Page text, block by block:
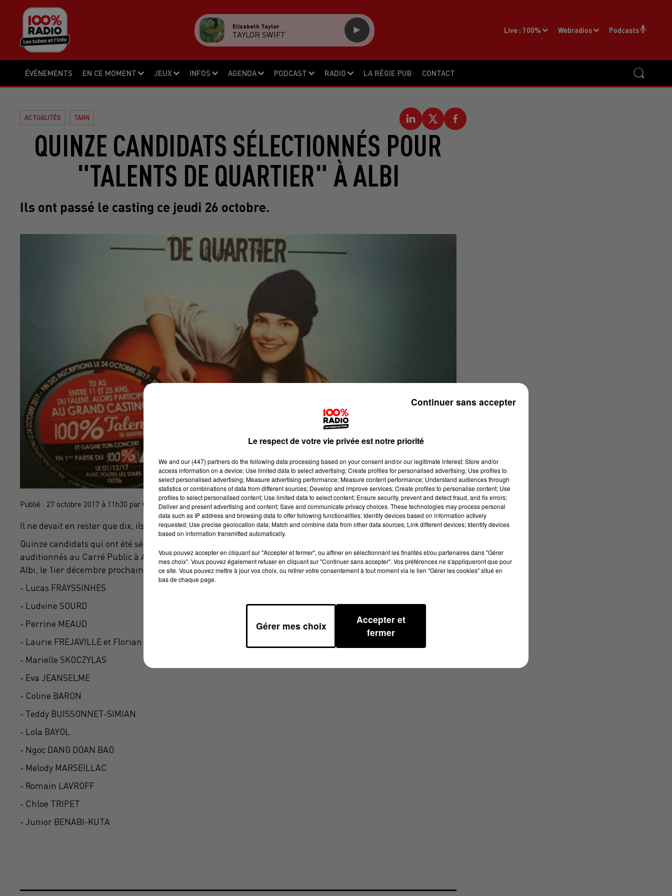
ÉVÉNEMENTS EN CE MOMENT JEUX INFOS AGENDA PODCAST RADIO LA RÉGIE PUB CONTACT
Live : 100% Webradios Podcasts
Elizabeth Taylor
TAYLOR SWIFT
ACTUALITÉS TARN
QUINZE CANDIDATS SÉLECTIONNÉS POUR
"TALENTS DE QUARTIER" À ALBI
Ils ont passé le casting ce jeudi 26 octobre.
Publié : 27 octobre 2017 à 11h30 par Cécile Gabaude
Il ne devait en rester que dix, ils seront finalement quinze!
Quinze candidats qui ont été sélectionnés au casting "Talents de quartier" ce jeudi. Quarante-sept ont été
auditionnés au Carré Public à Albi. Les quinze jeunes retenus assureront la première partie du 100% Live à
Albi, le 1ier décembre prochain. Notez qu’il y a un duo. Voici les noms des heureux gagnants:
- Lucas FRAYSSINHES
- Ludvine SOURD
- Perrine MEAUD
- Laurie FREJAVILLE et Florian FRAISSE (duo)
- Marielle SKOCZYLAS
- Eva JEANSELME
- Coline BARON
- Teddy BUISSONNET-SIMIAN
- Lola BAYOL
- Ngoc DANG DOAN BAO
- Melody MARSEILLAC
- Romain LAVROFF
- Chloe TRIPET
- Junior BENABI-KUTA
Le respect de votre vie privée est notre priorité
We and our (447) partnersdo the following data processing based on your consent and/or our legitimate interest: Store and/or
access information on a device; Use limited data to select advertising; Create profiles for personalised advertising; Use profiles to
select personalised advertising; Measure advertising performance; Measure content performance; Understand audiences through
statistics or combinations of data from different sources; Develop and improve services; Create profiles to personalise content; Use
profiles to select personalised content; Use limited data to select content; Ensure security, prevent and detect fraud, and fix errors;
Deliver and present advertising and content; Save and communicate privacy choices. These technologies may process personal
data such as IP address and browsing data to offer following functionalities: Identify devices based on information actively
requested; Use precise geolocation data; Match and combine data from other data sources; Link different devices; Identify devices
based on information transmitted automatically.
Vous pouvez accepter en cliquant sur "Accepter et fermer", ou affiner en sélectionnant les finalités et/ou partenaires dans "Gérer
mes choix". Vous pouvez également refuser en cliquant sur "Continuer sans accepter". Vos préférences ne s'appliqueront que pour
ce site. Vous pouvez mettre à jour vos choix, ou retirer votre consentement à tout moment via le lien "Gérer les cookies" situé en
bas de chaque page.
Gérer mes choix
Accepter et
fermer
Continuer sans accepter